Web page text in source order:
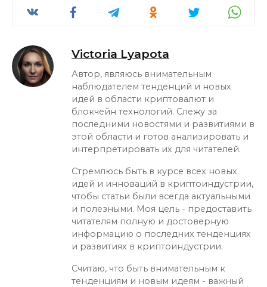
Victoria Lyapota
Автор, являюсь внимательным
наблюдателем тенденций и новых
идей в области криптовалют и
блокчейн технологий. Слежу за
последними новостями и развитиями в
этой области и готов анализировать и
интерпретировать их для читателей.
Стремлюсь быть в курсе всех новых
идей и инноваций в криптоиндустрии,
чтобы статьи были всегда актуальными
и полезными. Моя цель - предоставить
читателям полную и достоверную
информацию о последних тенденциях
и развитиях в криптоиндустрии.
Считаю, что быть внимательным к
тенденциям и новым идеям - важный